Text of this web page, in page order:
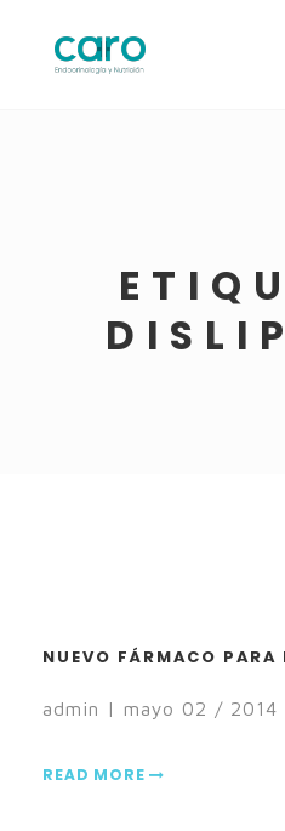
NUEVO FÁRMACO PARA
admin | mayo 02 / 2014
READ MORE